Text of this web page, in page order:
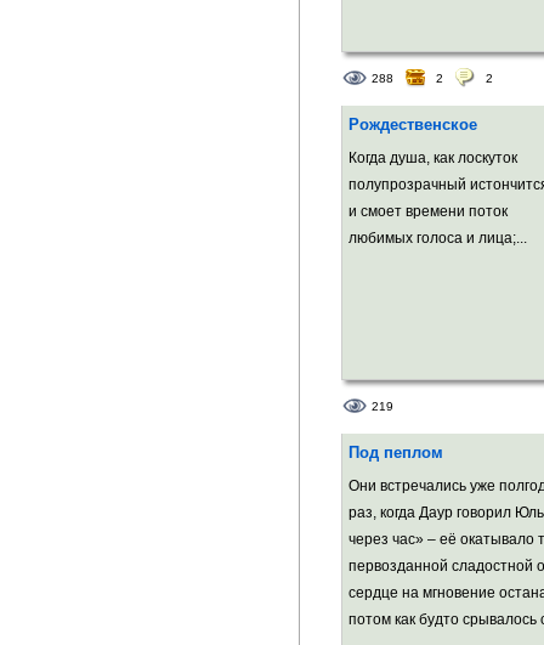
288 2 2
Рождественское
Когда душа, как лоскуток
полупрозрачный
и смоет времени поток
любимых голоса и лица;...
219
Под пеплом
Они встречались уже
раз, когда Даур говорил
через час» – её окатывало
первозданной сладостной
сердце на мгновение
потом как будто срывалось